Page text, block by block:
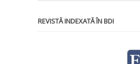
REVISTĂ INDEXATĂ ÎN BDI